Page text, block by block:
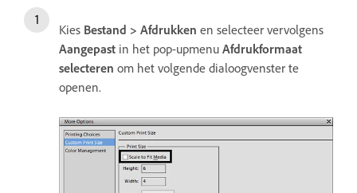
Kies Bestand > Afdrukken en selecteer vervolgens
Aangepast in het pop-upmenu Afdrukformaat
selecteren om het volgende dialoogvenster te
openen.